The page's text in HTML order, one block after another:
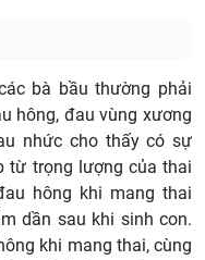
bà bầu thường phải
hông, đau vùng xương
nhức cho thấy có sự
từ trọng lượng của thai
hông khi mang thai
dần sau khi sinh con.
khi mang thai, cùng